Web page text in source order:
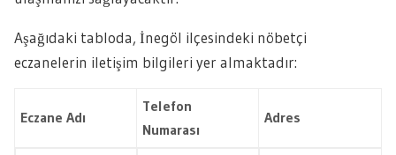
Aşağıdaki tabloda, İnegöl ilçesindeki nöbetçi
eczanelerin iletişim bilgileri yer almaktadır:
Eczane Adı
Telefon
Numarası
Adres